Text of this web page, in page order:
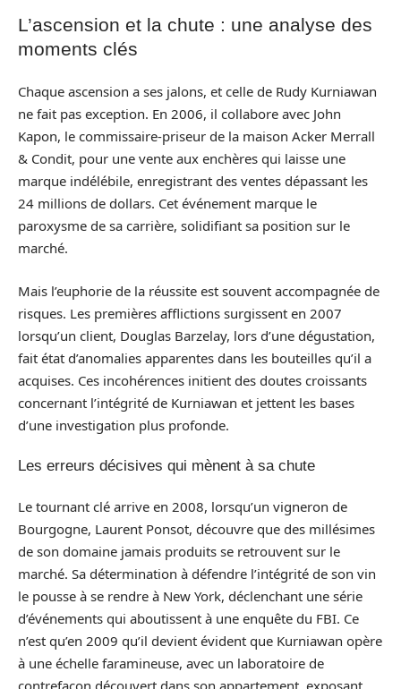
L’ascension et la chute : une analyse des
moments clés
Chaque ascension a ses jalons, et celle de Rudy Kurniawan
ne fait pas exception. En 2006, il collabore avec John
Kapon, le commissaire-priseur de la maison Acker Merrall
& Condit, pour une vente aux enchères qui laisse une
marque indélébile, enregistrant des ventes dépassant les
24 millions de dollars. Cet événement marque le
paroxysme de sa carrière, solidifiant sa position sur le
marché.
Mais l’euphorie de la réussite est souvent accompagnée de
risques. Les premières afflictions surgissent en 2007
lorsqu’un client, Douglas Barzelay, lors d’une dégustation,
fait état d’anomalies apparentes dans les bouteilles qu’il a
acquises. Ces incohérences initient des doutes croissants
concernant l’intégrité de Kurniawan et jettent les bases
d’une investigation plus profonde.
Les erreurs décisives qui mènent à sa chute
Le tournant clé arrive en 2008, lorsqu’un vigneron de
Bourgogne, Laurent Ponsot, découvre que des millésimes
de son domaine jamais produits se retrouvent sur le
marché. Sa détermination à défendre l’intégrité de son vin
le pousse à se rendre à New York, déclenchant une série
d’événements qui aboutissent à une enquête du FBI. Ce
n’est qu’en 2009 qu’il devient évident que Kurniawan opère
à une échelle faramineuse, avec un laboratoire de
contrefaçon découvert dans son appartement, exposant